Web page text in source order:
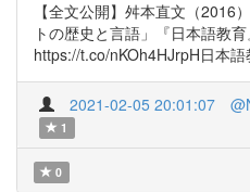
【全文公開】舛本直文（2016
トの歴史と言語」『日本語教
https://t.co/nKOh4HJrpH日本
2021-02-05 20:01:07
1
0